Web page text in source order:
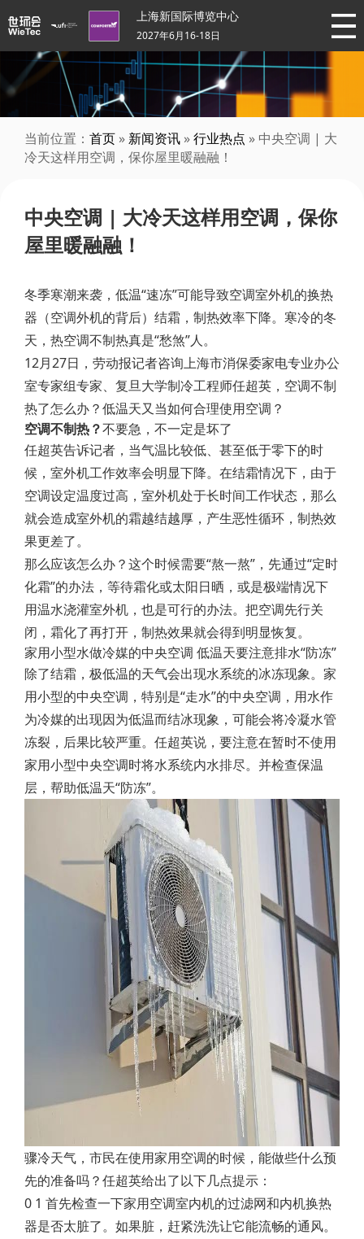
上海新国际博览中心
2027年6月16-18日
当前位置： 首页 » 新闻资讯 »行业热点 » 中央空调 | 大
冷天这样用空调，保你屋里暖融融！
中央空调 | 大冷天这样用空调，保你
屋里暖融融！
冬季寒潮来袭，低温“速冻”可能导致空调室外机的换热
器（空调外机的背后）结霜，制热效率下降。寒冷的冬
天，热空调不制热真是“愁煞”人。
12月27日，劳动报记者咨询上海市消保委家电专业办公
室专家组专家、复旦大学制冷工程师任超英，空调不制
热了怎么办？低温天又当如何合理使用空调？
空调不制热？不要急，不一定是坏了
任超英告诉记者，当气温比较低、甚至低于零下的时
候，室外机工作效率会明显下降。在结霜情况下，由于
空调设定温度过高，室外机处于长时间工作状态，那么
就会造成室外机的霜越结越厚，产生恶性循环，制热效
果更差了。
那么应该怎么办？这个时候需要“熬一熬”，先通过“定时
化霜”的办法，等待霜化或太阳日晒，或是极端情况下
用温水浇灌室外机，也是可行的办法。把空调先行关
闭，霜化了再打开，制热效果就会得到明显恢复。
家用小型水做冷媒的中央空调 低温天要注意排水“防冻”
除了结霜，极低温的天气会出现水系统的冰冻现象。家
用小型的中央空调，特别是“走水”的中央空调，用水作
为冷媒的出现因为低温而结冰现象，可能会将冷凝水管
冻裂，后果比较严重。任超英说，要注意在暂时不使用
家用小型中央空调时将水系统内水排尽。并检查保温
层，帮助低温天“防冻”。
骤冷天气，市民在使用家用空调的时候，能做些什么预
先的准备吗？任超英给出了以下几点提示：
0 1 首先检查一下家用空调室内机的过滤网和内机换热
器是否太脏了。如果脏，赶紧洗洗让它能流畅的通风。